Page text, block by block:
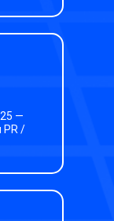
—
PR /